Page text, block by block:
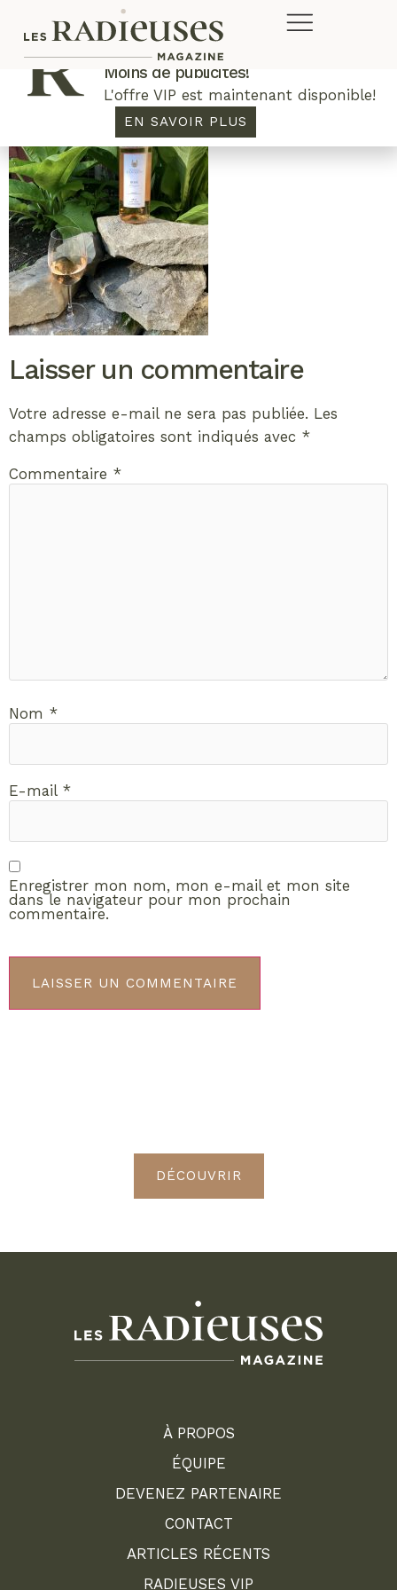
Laisser un commentaire
Votre adresse e-mail ne sera pas publiée. Les
champs obligatoires sont indiqués avec *
Commentaire *
Nom *
E-mail *
Enregistrer mon nom, mon e-mail et mon site
dans le navigateur pour mon prochain
commentaire.
DÉCOUVRIR
À PROPOS
ÉQUIPE
DEVENEZ PARTENAIRE
CONTACT
ARTICLES RÉCENTS
RADIEUSES VIP
Plus de concours. Plus de rabais.
Moins de publicités!
L'offre VIP est maintenant disponible!
EN SAVOIR PLUS